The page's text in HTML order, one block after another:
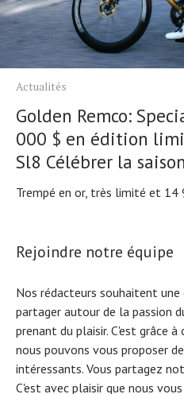
Actualités
Golden Remco:
000 $ en édition
Sl8 Célébrer la
Trempé en or, très limité et 14
Rejoindre notre équipe
Nos rédacteurs souhaitent une
partager autour de la passion
prenant du plaisir. C'est grâce
nous pouvons vous proposer
intéressants. Vous partagez
C'est avec plaisir que nous